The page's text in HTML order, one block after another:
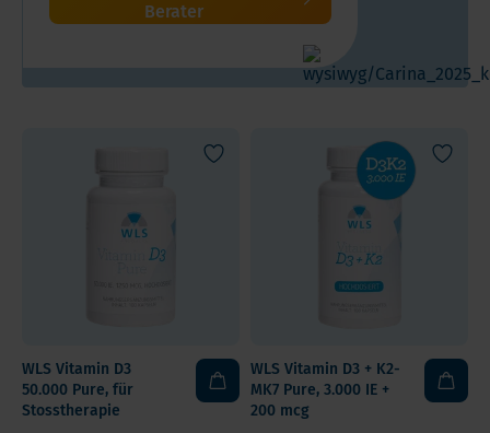
Berater
WLS Vitamin D3
50.000 Pure, für
Stosstherapie
WLS Vitamin D3 + K2-
MK7 Pure, 3.000 IE +
200 mcg